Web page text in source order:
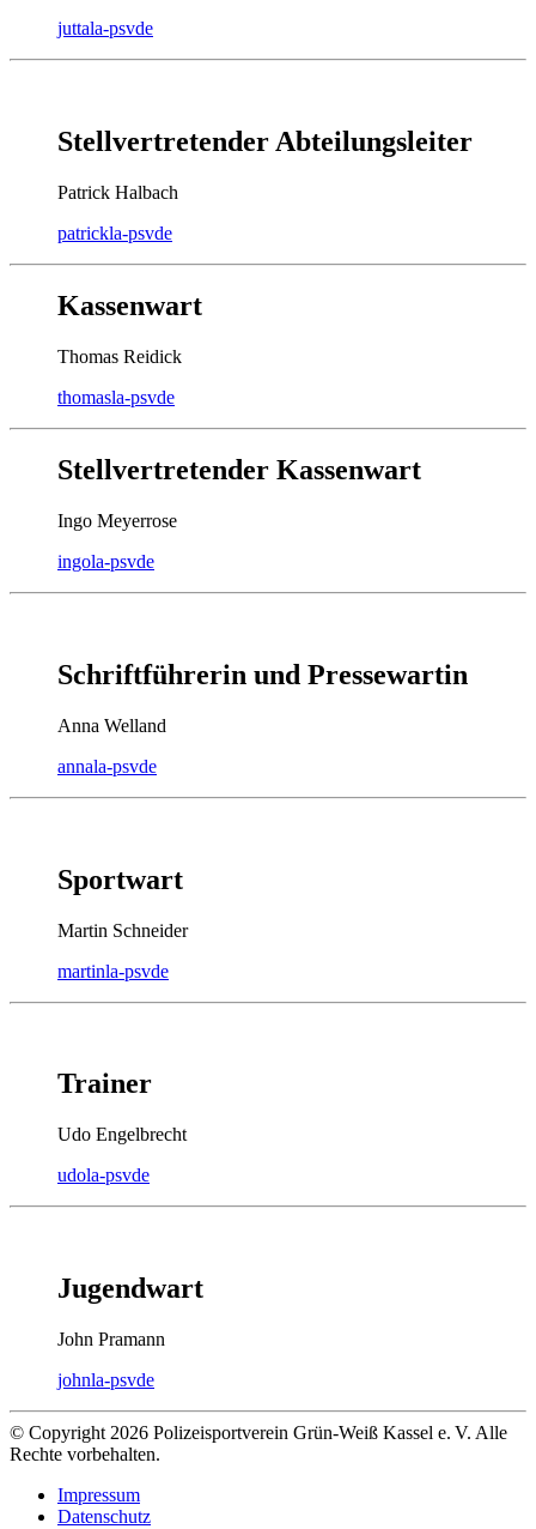
juttala-psvde
Stellvertretender Abteilungsleiter
Patrick Halbach
patrickla-psvde
Kassenwart
Thomas Reidick
thomasla-psvde
Stellvertretender Kassenwart
Ingo Meyerrose
ingola-psvde
Schriftführerin und Pressewartin
Anna Welland
annala-psvde
Sportwart
Martin Schneider
martinla-psvde
Trainer
Udo Engelbrecht
udola-psvde
Jugendwart
John Pramann
johnla-psvde
© Copyright 2026 Polizeisportverein Grün-Weiß Kassel e. V. Alle
Rechte vorbehalten.
Impressum
Datenschutz